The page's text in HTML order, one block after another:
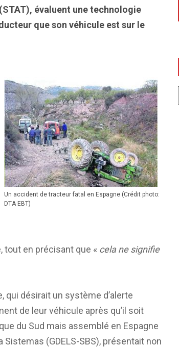
évaluent une technologie
que son véhicule est sur le
Un accident de tracteur fatal en Espagne (Crédit photo:
DTA EBT)
tout en précisant que « cela ne signifie
qui désirait un système d’alerte
de leur véhicule après qu’il soit
du Sud mais assemblé en Espagne
(GDELS-SBS), présentait non